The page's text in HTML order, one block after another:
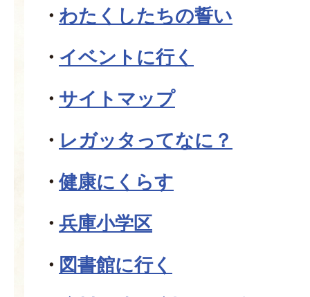
わたくしたちの誓い
イベントに行く
サイトマップ
レガッタってなに？
健康にくらす
兵庫小学区
図書館に行く